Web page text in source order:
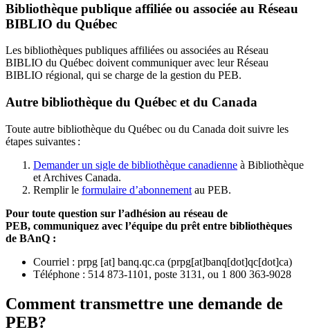
Bibliothèque publique affiliée ou associée au Réseau
BIBLIO du Québec
Les bibliothèques publiques affiliées ou associées au Réseau
BIBLIO du Québec doivent communiquer avec leur Réseau
BIBLIO régional, qui se charge de la gestion du PEB.
Autre bibliothèque du Québec et du Canada
Toute autre bibliothèque du Québec ou du Canada doit suivre les
étapes suivantes :
Demander un sigle de bibliothèque canadienne à Bibliothèque
et Archives Canada.
Remplir le formulaire d’abonnement au PEB.
Pour toute question sur l’adhésion au réseau de
PEB, communiquez avec l’équipe du prêt entre bibliothèques
de BAnQ :
Courriel : prpg [at] banq.qc.ca (prpg[at]banq[dot]qc[dot]ca)
Téléphone : 514 873-1101, poste 3131, ou 1 800 363-9028
Comment transmettre une demande de
PEB?